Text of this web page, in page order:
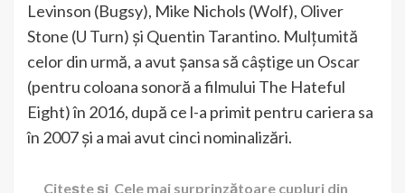
Levinson (Bugsy), Mike Nichols (Wolf), Oliver
Stone (U Turn) și Quentin Tarantino. Mulțumită
celor din urmă, a avut șansa să câștige un Oscar
(pentru coloana sonoră a filmului The Hateful
Eight) în 2016, după ce l-a primit pentru cariera sa
în 2007 și a mai avut cinci nominalizări.
Citește și Cele mai surprinzătoare cupluri din